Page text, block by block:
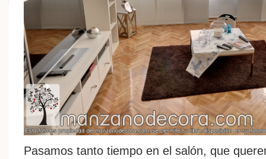
Pasamos tanto tiempo en el salón, que